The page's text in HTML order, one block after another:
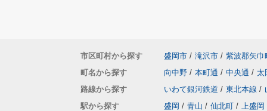
市区町村から探す 盛岡市 / 滝沢市 / 紫波郡矢巾
町名から探す
向中野 / 本町通 / 中央通 /
路線から探す
いわて銀河鉄道 / 東北本線 /
駅から探す
盛岡 / 青山 / 仙北町 / 上盛岡